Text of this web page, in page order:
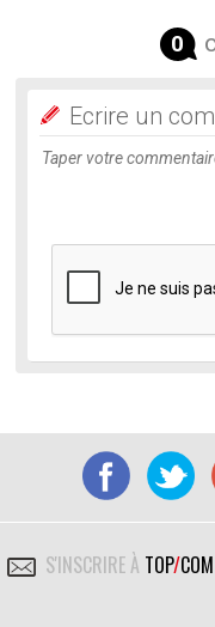
0
Ecrire un
S'INSCRIRE À TOP/COM